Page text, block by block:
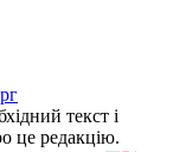
текст і
це редакцію.